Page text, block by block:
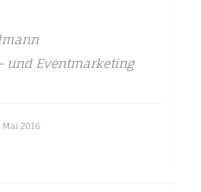
und Eventmarketing
Mai 2016